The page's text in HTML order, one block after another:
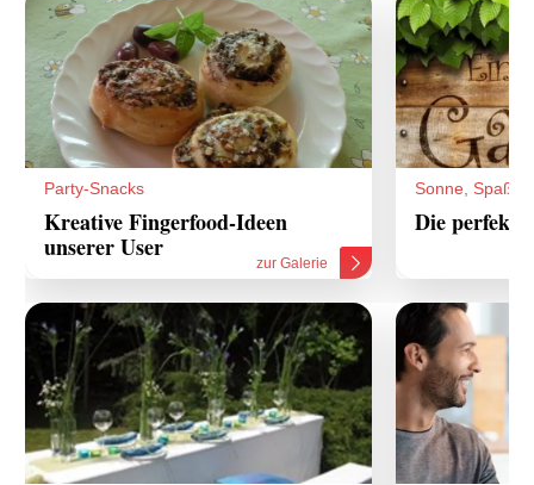
Party-Snacks
Kreative Fingerfood-Ideen
unserer User
zur Galerie
Sonne, Spaß
Die